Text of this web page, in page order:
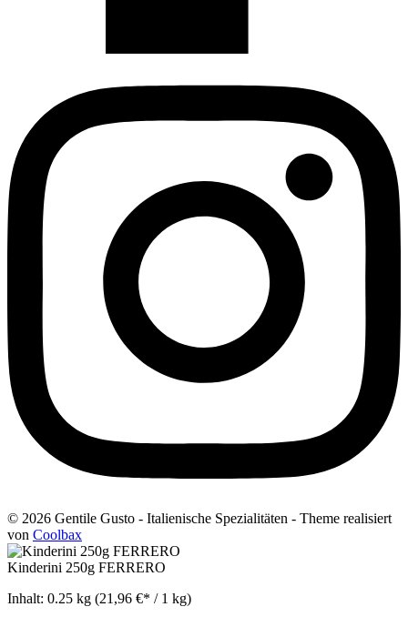
© 2026 Gentile Gusto - Italienische Spezialitäten - Theme realisiert
von Coolbax
Kinderini 250g FERRERO
Inhalt: 0.25 kg (21,96 €* / 1 kg)